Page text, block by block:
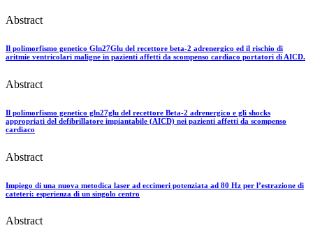
Abstract
Il polimorfismo genetico Gln27Glu del recettore beta-2 adrenergico ed il rischio di
aritmie ventricolari maligne in pazienti affetti da scompenso cardiaco portatori di AICD.
Abstract
Il polimorfismo genetico gln27glu del recettore Beta-2 adrenergico e gli shocks
appropriati del defibrillatore impiantabile (AICD) nei pazienti affetti da scompenso
cardiaco
Abstract
Impiego di una nuova metodica laser ad eccimeri potenziata ad 80 Hz per l’estrazione di
cateteri: esperienza di un singolo centro
Abstract